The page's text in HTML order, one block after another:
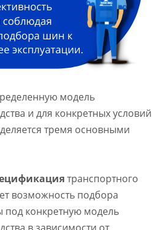
модель
и для конкретных условий
тремя основными
транспортного
возможность подбора
конкретную модель